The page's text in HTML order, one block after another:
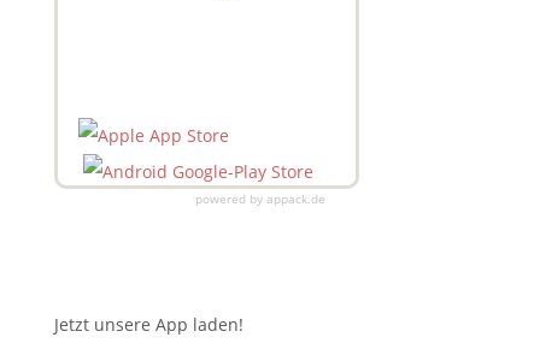
powered by appack.de
Jetzt unsere App laden!